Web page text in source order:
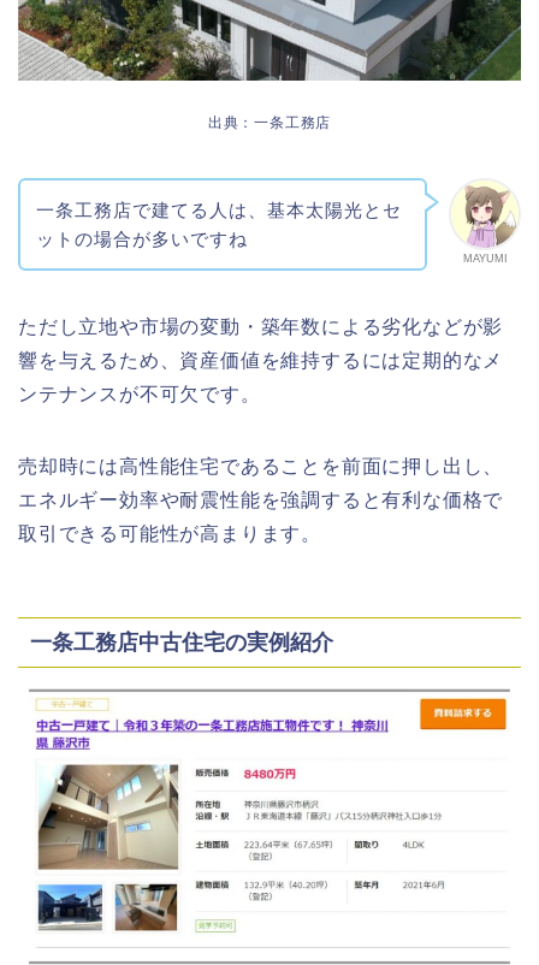
出典：一条工務店
MAYUMI
一条工務店で建てる人は、基本太陽光とセ
ットの場合が多いですね
ただし立地や市場の変動・築年数による劣化などが影
響を与えるため、資産価値を維持するには定期的なメ
ンテナンスが不可欠です。
売却時には高性能住宅であることを前面に押し出し、
エネルギー効率や耐震性能を強調すると有利な価格で
取引できる可能性が高まります。
一条工務店中古住宅の実例紹介